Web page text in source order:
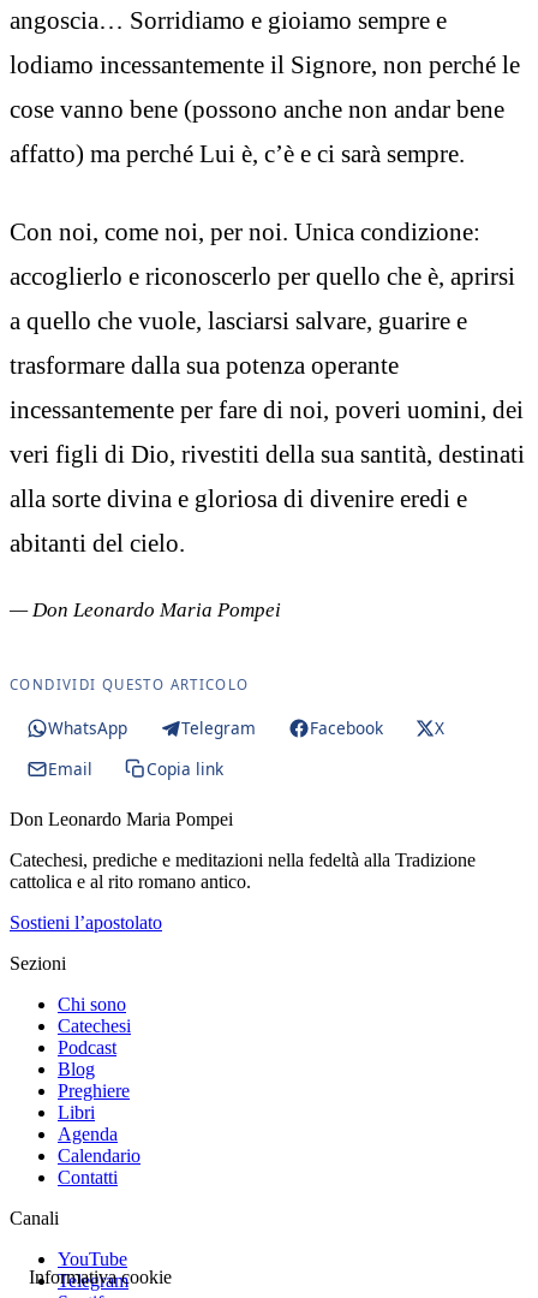
angoscia… Sorridiamo e gioiamo sempre e
lodiamo incessantemente il Signore, non perché le
cose vanno bene (possono anche non andar bene
affatto) ma perché Lui è, c’è e ci sarà sempre.
Con noi, come noi, per noi. Unica condizione:
accoglierlo e riconoscerlo per quello che è, aprirsi
a quello che vuole, lasciarsi salvare, guarire e
trasformare dalla sua potenza operante
incessantemente per fare di noi, poveri uomini, dei
veri figli di Dio, rivestiti della sua santità, destinati
alla sorte divina e gloriosa di divenire eredi e
abitanti del cielo.
— Don Leonardo Maria Pompei
CONDIVIDI QUESTO ARTICOLO
WhatsApp Telegram Facebook
X
Email
Copia link
Don Leonardo Maria Pompei
Catechesi, prediche e meditazioni nella fedeltà alla Tradizione
cattolica e al rito romano antico.
Sostieni l’apostolato
Sezioni
Chi sono
Catechesi
Podcast
Blog
Preghiere
Libri
Agenda
Calendario
Contatti
Canali
YouTube
Telegram
Informativa cookie